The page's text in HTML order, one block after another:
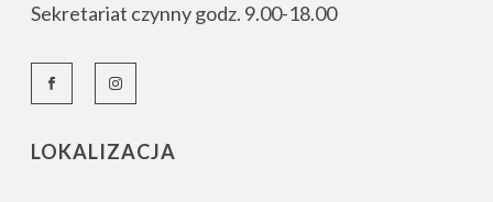
Sekretariat czynny godz. 9.00-18.00
LOKALIZACJA